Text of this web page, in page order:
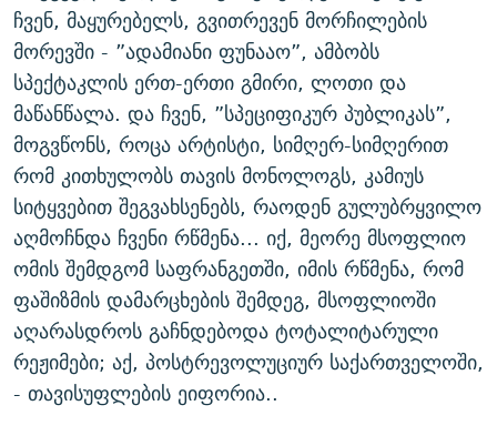
ჩვენ, მაყურებელს, გვითრევენ მორჩილების
მორევში - ”ადამიანი ფუნააო”, ამბობს
სპექტაკლის ერთ-ერთი გმირი, ლოთი და
მაწანწალა. და ჩვენ, ”სპეციფიკურ პუბლიკას”,
მოგვწონს, როცა არტისტი, სიმღერ-სიმღერით
რომ კითხულობს თავის მონოლოგს, კამიუს
სიტყვებით შეგვახსენებს, რაოდენ გულუბრყვილო
აღმოჩნდა ჩვენი რწმენა... იქ, მეორე მსოფლიო
ომის შემდგომ საფრანგეთში, იმის რწმენა, რომ
ფაშიზმის დამარცხების შემდეგ, მსოფლიოში
აღარასდროს გაჩნდებოდა ტოტალიტარული
რეჟიმები; აქ, პოსტრევოლუციურ საქართველოში,
- თავისუფლების ეიფორია..